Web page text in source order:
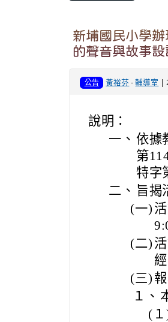
新埔國民小學
的聲音與故事
公告 黃裕芬-輔導室 |
說明：
一、 依據
第
特字
二、 旨揭
(一)
(二)
(三)
１、
(１